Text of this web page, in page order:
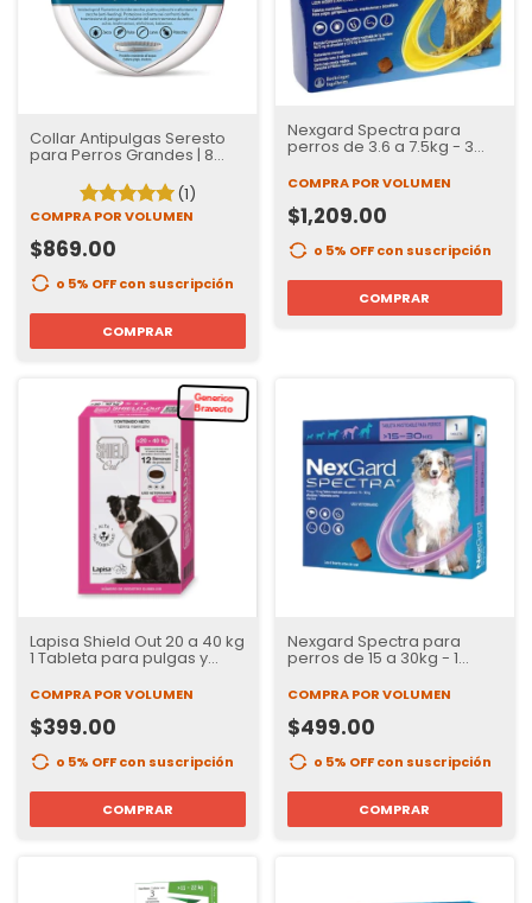
Collar Antipulgas Seresto
para Perros Grandes | 8
Meses de Protección
(1)
COMPRA POR VOLUMEN
$869.00
o 5% OFFcon suscripción
COMPRAR
Nexgard Spectra para
perros de 3.6 a 7.5kg - 3
tabletas
COMPRA POR VOLUMEN
$1,209.00
o 5% OFFcon suscripción
COMPRAR
Generico
Bravecto
Lapisa Shield Out 20 a 40 kg
1 Tableta para pulgas y
garrapatas para Perros | 3
Meses de Protección
COMPRA POR VOLUMEN
$399.00
o 5% OFFcon suscripción
COMPRAR
Nexgard Spectra para
perros de 15 a 30kg - 1
tableta
COMPRA POR VOLUMEN
$499.00
o 5% OFFcon suscripción
COMPRAR